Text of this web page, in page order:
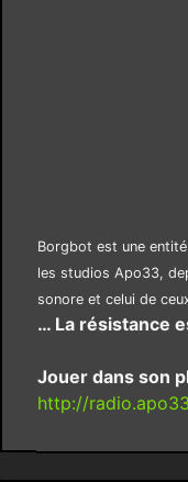
Borgbot est une
les studios Apo33,
sonore et celui de
… La résistance
Jouer dans son
http://